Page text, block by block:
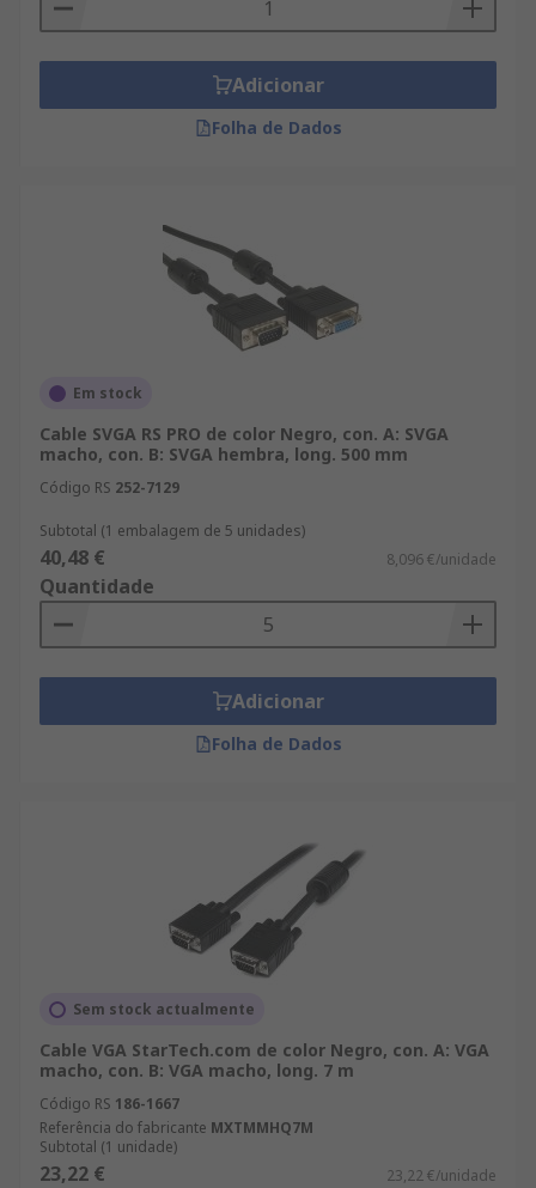
dispositivos pequeños, puede que se necesite un
Adicionar
Folha de Dados
Em stock
Cable SVGA RS PRO de color Negro, con. A: SVGA
macho, con. B: SVGA hembra, long. 500 mm
Código RS 252-7129
Subtotal (1 embalagem de 5 unidades)
40,48 € 8,096 €/unidade
Quantidade
Adicionar
Folha de Dados
Sem stock actualmente
Cable VGA StarTech.com de color Negro, con. A: VGA
macho, con. B: VGA macho, long. 7 m
Código RS 186-1667
Referência do fabricante MXTMMHQ7M
Subtotal (1 unidade)
23,22 € 23,22 €/unidade